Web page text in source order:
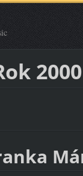
2000